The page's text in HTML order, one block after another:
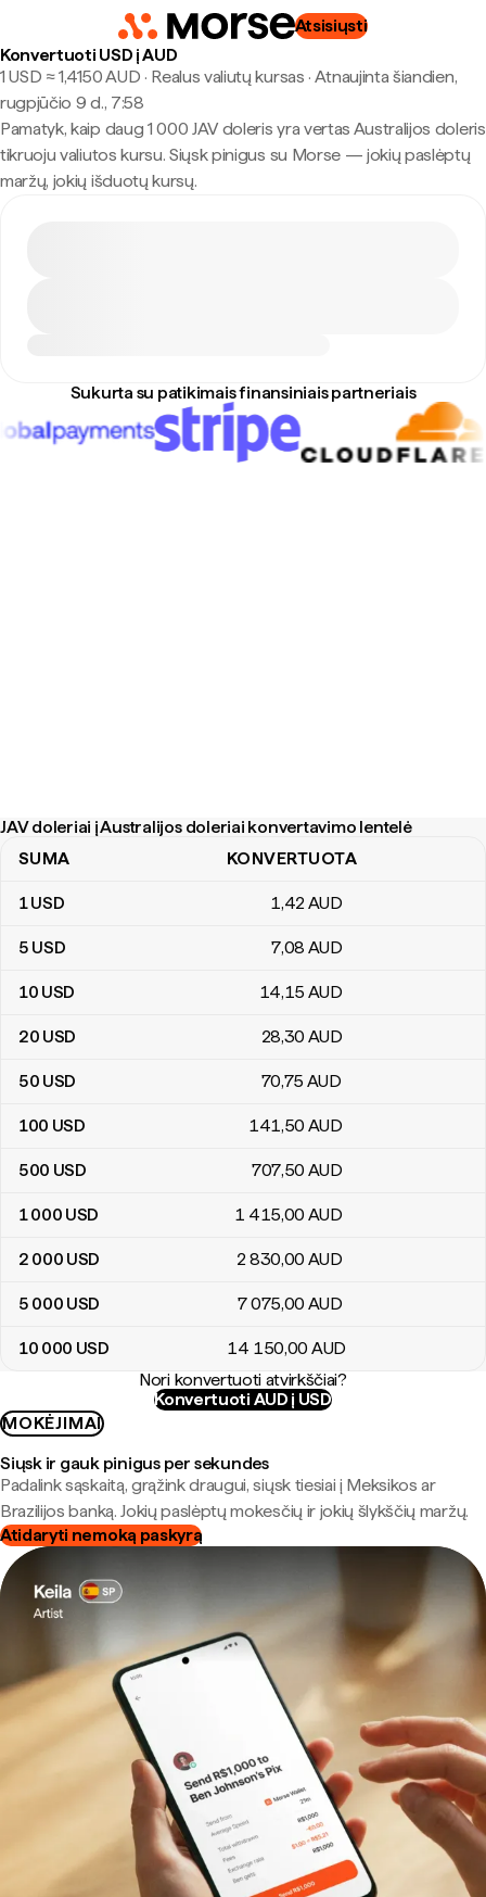
Atsisiųsti
Konvertuoti USD į AUD
1 USD ≈ 1,4150 AUD · Realus valiutų kursas · Atnaujinta šiandien,
rugpjūčio 9 d., 7:58
Pamatyk, kaip daug 1 000 JAV doleris yra vertas Australijos doleris
tikruoju valiutos kursu. Siųsk pinigus su Morse — jokių paslėptų
maržų, jokių išduotų kursų.
Sukurta su patikimais finansiniais partneriais
JAV doleriai į Australijos doleriai konvertavimo lentelė
JAV doleriai į Australijos doleriai konvertavimo lentelė
SUMA KONVERTUOTA
1USD 1,42AUD
5 USD 7,08 AUD
10 USD 14,15 AUD
20 USD 28,30 AUD
50 USD 70,75 AUD
100 USD 141,50 AUD
500 USD 707,50 AUD
1 000 USD 1 415,00 AUD
2 000 USD 2 830,00 AUD
5 000 USD 7 075,00 AUD
10 000 USD 14 150,00 AUD
Nori konvertuoti atvirkščiai?
Konvertuoti AUD į USD
MOKĖJIMAI
Siųsk ir gauk pinigus per sekundes
Padalink sąskaitą, grąžink draugui, siųsk tiesiai į Meksikos ar
Brazilijos banką. Jokių paslėptų mokesčių ir jokių šlykščių maržų.
Atidaryti nemoką paskyrą